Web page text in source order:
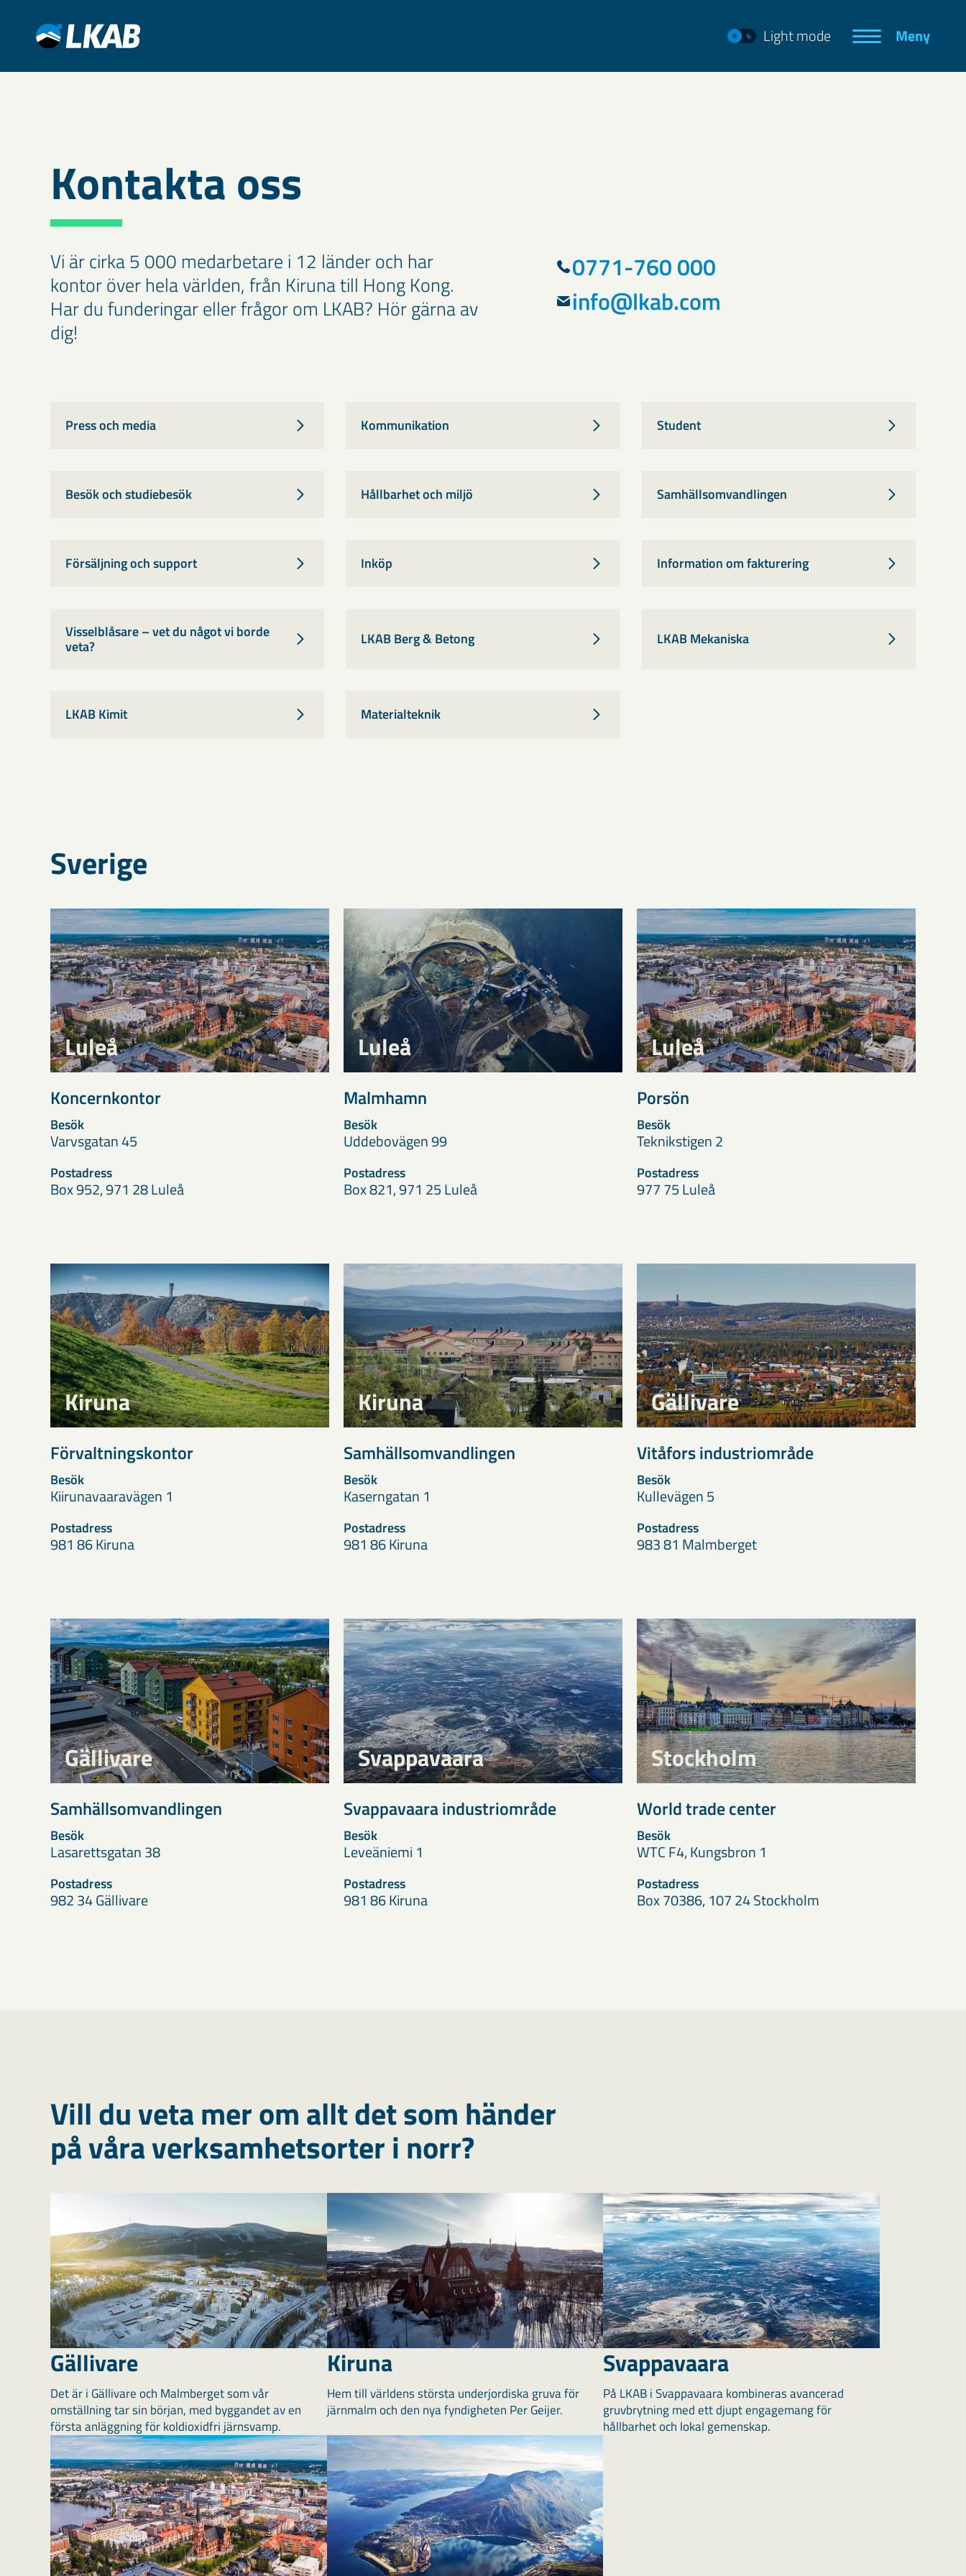
Light mode Meny
Kontakta oss
Vi är cirka 5 000 medarbetare i 12 länder och har
kontor över hela världen, från Kiruna till Hong Kong.
Har du funderingar eller frågor om LKAB? Hör gärna av
dig!
0771-760 000
info@lkab.com
Press och media Kommunikation Student
Besök och studiebesök Hållbarhet och miljö Samhällsomvandlingen
Försäljning och support Inköp Information om fakturering
Visselblåsare – vet du något vi borde
veta? LKAB Berg & Betong LKAB Mekaniska
LKAB Kimit Materialteknik
Sverige
Luleå
Koncernkontor
Besök
Varvsgatan 45
Postadress
Box 952, 971 28 Luleå
Luleå
Malmhamn
Besök
Uddebovägen 99
Postadress
Box 821, 971 25 Luleå
Luleå
Porsön
Besök
Teknikstigen 2
Postadress
977 75 Luleå
Kiruna
Förvaltningskontor
Besök
Kiirunavaaravägen 1
Postadress
981 86 Kiruna
Kiruna
Samhällsomvandlingen
Besök
Kaserngatan 1
Postadress
981 86 Kiruna
Gällivare
Vitåfors industriområde
Besök
Kullevägen 5
Postadress
983 81 Malmberget
Gällivare
Samhällsomvandlingen
Besök
Lasarettsgatan 38
Postadress
982 34 Gällivare
Svappavaara
Svappavaara industriområde
Besök
Leveäniemi 1
Postadress
981 86 Kiruna
Stockholm
World trade center
Besök
WTC F4, Kungsbron 1
Postadress
Box 70386, 107 24 Stockholm
Vill du veta mer om allt det som händer
på våra verksamhetsorter i norr?
Gällivare
Det är i Gällivare och Malmberget som vår
omställning tar sin början, med byggandet av en
första anläggning för koldioxidfri järnsvamp.
Kiruna
Hem till världens största underjordiska gruva för
järnmalm och den nya fyndigheten Per Geijer.
Svappavaara
På LKAB i Svappavaara kombineras avancerad
gruvbrytning med ett djupt engagemang för
hållbarhet och lokal gemenskap.